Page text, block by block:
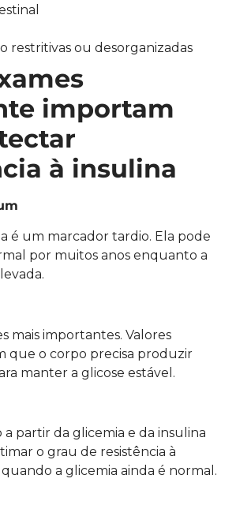
restritivas ou desorganizadas
importam
à insulina
é um marcador tardio. Ela pode
por muitos anos enquanto a
mais importantes. Valores
que o corpo precisa produzir
manter a glicose estável.
a partir da glicemia e da insulina
o grau de resistência à
a glicemia ainda é normal.